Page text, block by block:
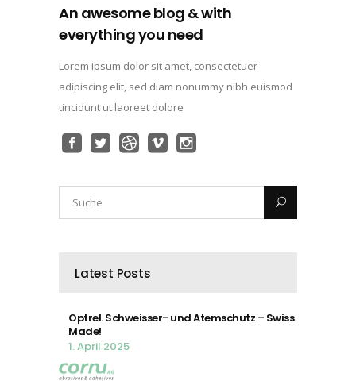
An awesome blog & with
everything you need
Lorem ipsum dolor sit amet, consectetuer
adipiscing elit, sed diam nonummy nibh euismod
tincidunt ut laoreet dolore
Latest Posts
Optrel. Schweisser- und Atemschutz – Swiss
Made!
1. April 2025